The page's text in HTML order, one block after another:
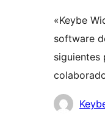
«Keybe
software
siguientes